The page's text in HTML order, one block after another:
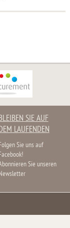
SIE AUF
LAUFENDEN
Sie uns auf
Sie unseren